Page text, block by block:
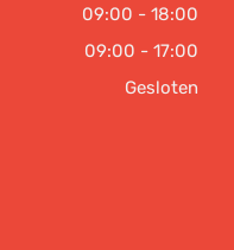
09:00 - 18:00
09:00 - 17:00
Gesloten